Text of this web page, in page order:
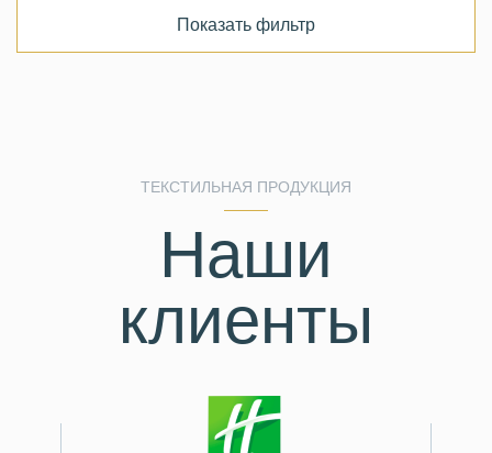
Показать фильтр
ТЕКСТИЛЬНАЯ ПРОДУКЦИЯ
Наши
клиенты